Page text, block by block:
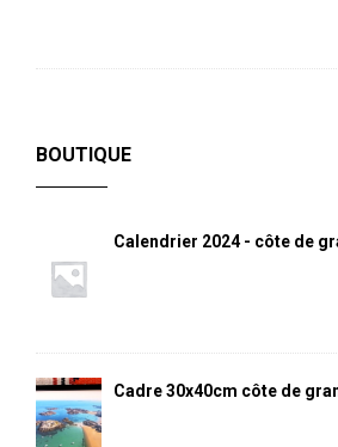
BOUTIQUE
Calendrier 2024 - côte de
Cadre 30x40cm côte de